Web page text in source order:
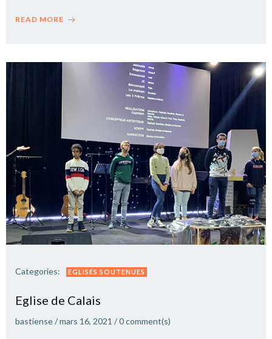
READ MORE
Categories: EGLISES SOUTENUES
Eglise de Calais
bastiense/mars 16, 2021 /0comment(s)